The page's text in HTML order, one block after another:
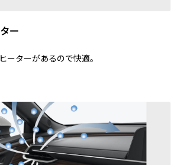
ー
ーターがあるので快適。